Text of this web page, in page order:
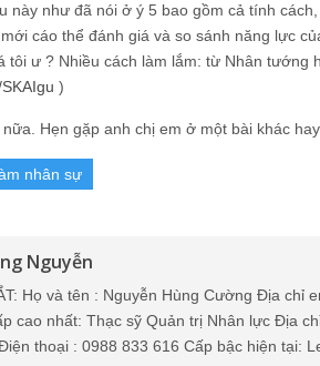
này như đã nói ở ý 5 bao gồm cả tính
cáo thể đánh giá và so sánh năng lực
tôi ư ? Nhiều cách làm lắm: từ Nhân tướng
)
Hẹn gặp anh chị em ở một bài khác
nhân sự
Nguyễn
Họ và tên : Nguyễn Hùng Cường Địa chỉ
cao nhất: Thạc sỹ Quản trị Nhân lực Địa
thoại : 0988 833 616 Cấp bậc hiện tại: